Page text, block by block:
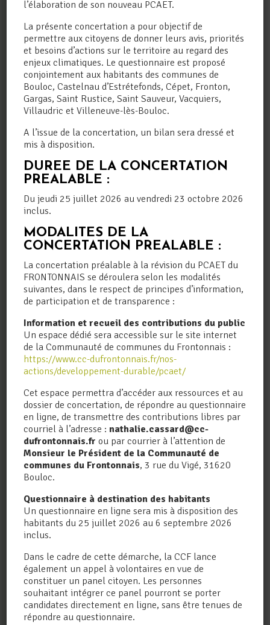
UNE QUESTION ?
Nom
(obligatoire)
Adresse
Code postal(obligatoire)
Ville (obligatoire)
Adresse mail(obligatoire)
Numéro de téléphone
Service(obligatoire)
Joindre un document à votre message (format
l’élaboration de son nouveau PCAET.
La présente concertation a pour objectif de
permettre aux citoyens de donner leurs avis, priorités
et besoins d’actions sur le territoire au regard des
enjeux climatiques. Le questionnaire est proposé
conjointement aux habitants des communes de
Bouloc, Castelnau d’Estrétefonds, Cépet, Fronton,
Gargas, Saint Rustice, Saint Sauveur, Vacquiers,
Villaudric et Villeneuve-lès-Bouloc.
A l’issue de la concertation, un bilan sera dressé et
mis à disposition.
DUREE DE LA CONCERTATION
PREALABLE :
Du jeudi 25 juillet 2026 au vendredi 23 octobre 2026
inclus.
MODALITES DE LA
CONCERTATION PREALABLE :
La concertation préalable à la révision du PCAET du
FRONTONNAIS se déroulera selon les modalités
suivantes, dans le respect de principes d’information,
de participation et de transparence :
Information et recueil des contributions du public
Un espace dédié sera accessible sur le site internet
de la Communauté de communes du Frontonnais :
https://www.cc-dufrontonnais.fr/nos-
actions/developpement-durable/pcaet/
Cet espace permettra d’accéder aux ressources et au
dossier de concertation, de répondre au questionnaire
en ligne, de transmettre des contributions libres par
courriel à l’adresse : nathalie.cassard@cc-
dufrontonnais.fr ou par courrier à l’attention de
Monsieur le Président de la Communauté de
communes du Frontonnais, 3 rue du Vigé, 31620
Bouloc.
Questionnaire à destination des habitants
Un questionnaire en ligne sera mis à disposition des
habitants du 25 juillet 2026 au 6 septembre 2026
inclus.
Dans le cadre de cette démarche, la CCF lance
également un appel à volontaires en vue de
constituer un panel citoyen. Les personnes
souhaitant intégrer ce panel pourront se porter
candidates directement en ligne, sans être tenues de
répondre au questionnaire.